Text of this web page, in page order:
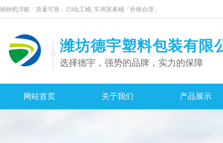
插秧机浮船「质量可靠」25l化工桶_车用尿素桶「价格合理」
潍坊德宇塑料包装有限
选择德宇，强势的品牌，实力的保障
网站首页 关于我们 产品展示